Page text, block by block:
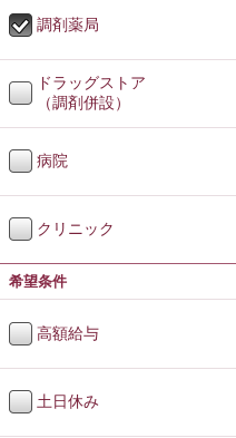
調剤薬局
ドラッグストア
（調剤併設）
病院
クリニック
希望条件
高額給与
土日休み